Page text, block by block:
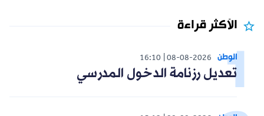
الأكثر قراءة
الوطن 08-08-2026
16:10
تعديل رزنامة الدخول المدرسي